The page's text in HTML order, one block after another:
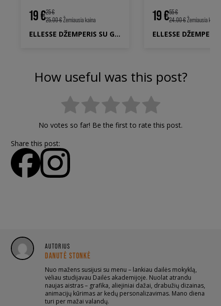
19 €25 €
25.00 €Žemiausia kaina
ELLESSE DŽEMPERIS SU GOBTUVU PRIMERO GREY
19 €55 €
24.00 €Žemiausia kaina
How useful was this post?
No votes so far! Be the first to rate this post.
Share this post:
AUTORIUS
DANUTĖ STONKĖ
Nuo mažens susijusi su menu – lankiau dailės mokyklą,
vėliau studijavau Dailės akademijoje. Nuolat atrandu
naujas aistras – grafika, aliejiniai dažai, drabužių dizainas,
animacijų kūrimas ar kedų personalizavimas. Mano diena
turi per mažai valandų.